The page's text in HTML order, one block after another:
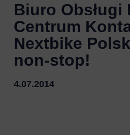
Biuro Obsługi
Centrum
Nextbike
non-stop!
4.07.2014